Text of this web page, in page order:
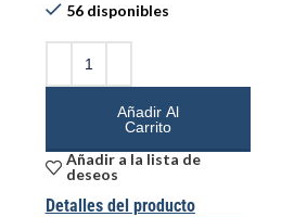
56 disponibles
Añadir Al
Carrito
Añadir a la lista de
deseos
Detalles del producto